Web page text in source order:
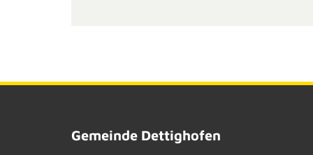
Gemeinde Dettighofen